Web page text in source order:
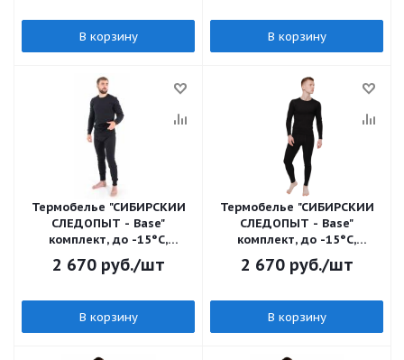
В корзину В корзину
Термобелье "CИБИРСКИЙ
СЛЕДОПЫТ - Base"
комплект, до -15°С,
р.54/15/10/
2 670руб./шт
В корзину
Термобелье "CИБИРСКИЙ
СЛЕДОПЫТ - Base"
комплект, до -15°С,
р.50/15/10/
2 670руб./шт
В корзину